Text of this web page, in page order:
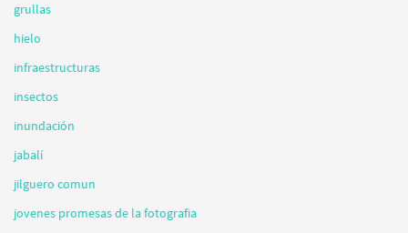
grullas
hielo
infraestructuras
insectos
inundación
jabalí
jilguero comun
jovenes promesas de la fotografia